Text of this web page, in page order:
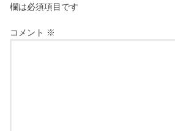
欄は必須項目です
コメント ※